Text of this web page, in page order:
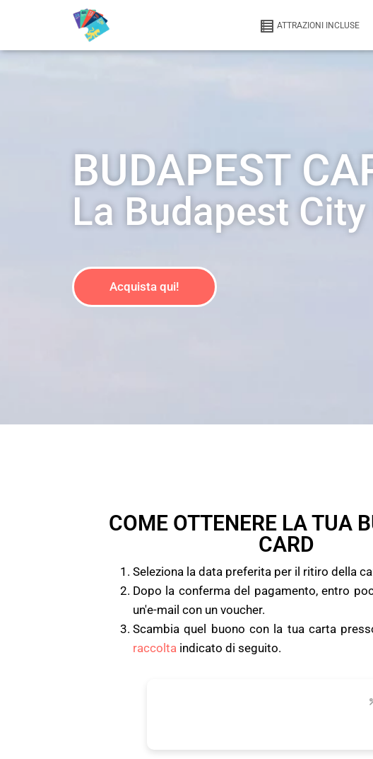
ATTRAZIONI INCLUSE
BUDAPEST
La Budapest
Acquista qui!
COME OTTENERE LA TUA
CARD
Seleziona la data preferita per il ritiro della
Dopo la conferma del pagamento, entro
un'e-mail con un voucher.
Scambia quel buono con la tua carta
raccolta indicato di seguito.